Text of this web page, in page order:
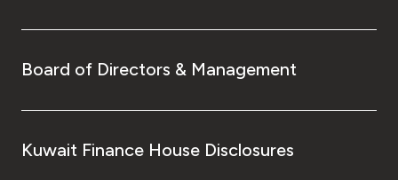
Board of Directors & Management
Kuwait Finance House Disclosures